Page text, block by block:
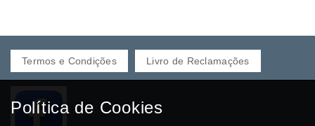
Termos e Condições Livro de Reclamações
Política de Cookies